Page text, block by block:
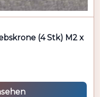
(4 Stk) M2 x